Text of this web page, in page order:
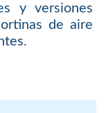
y versiones
de aire